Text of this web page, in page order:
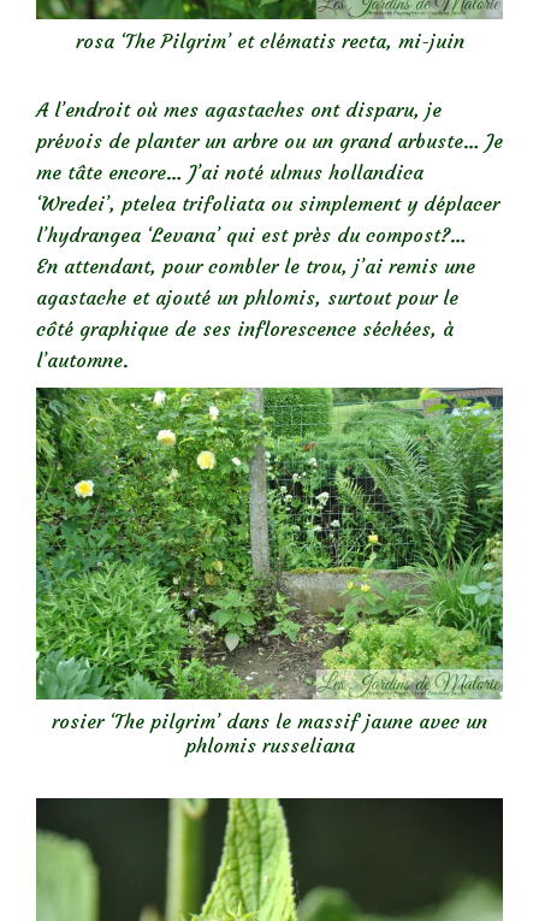
rosa ‘The Pilgrim’ et clématis recta, mi-juin
A l’endroit où mes agastaches ont disparu, je
prévois de planter un arbre ou un grand arbuste… Je
me tâte encore… J’ai noté ulmus hollandica
‘Wredei’, ptelea trifoliata ou simplement y déplacer
l’hydrangea ‘Levana’ qui est près du compost?…
En attendant, pour combler le trou, j’ai remis une
agastache et ajouté un phlomis, surtout pour le
côté graphique de ses inflorescence séchées, à
l’automne.
rosier ‘The pilgrim’ dans le massif jaune avec un
phlomis russeliana